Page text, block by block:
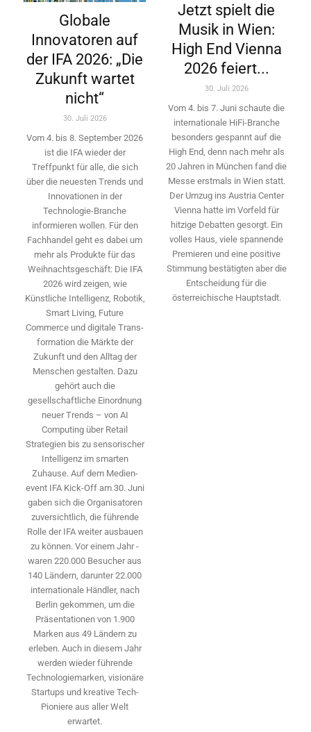
Globale
Innovatoren auf
der IFA 2026: „Die
Zukunft wartet
nicht“
30. Juli 2026
Vom 4. bis 8. September 2026
ist die IFA wieder der
Treffpunkt für alle, die sich
über die neuesten Trends und
Innovationen in der
Technologie-­Branche
informieren wollen. Für den
Fachhandel geht es dabei um
mehr als Produkte für das
Weihnachtsgeschäft: Die IFA
2026 wird ­zeigen, wie
Künstliche Intelligenz, Robotik,
Smart Living, Future
Commerce und digitale Trans­
formation die Märkte der
Zukunft und den Alltag der
Menschen gestalten. Dazu
gehört auch die
gesellschaftliche Einordnung
neuer Trends – von AI
Computing über Retail
Strategien bis zu sensorischer
Intelligenz im smarten
Zuhause. Auf dem Medien­
event IFA Kick-Off am 30. Juni
gaben sich die Organisatoren
zuversichtlich, die führende
Rolle der IFA weiter ausbauen
zu können. Vor einem Jahr ­
waren 220.000 Besucher aus
140 ­Ländern, ­darunter 22.000
internationale Händler, nach
Berlin gekommen, um die
Präsen­tationen von 1.900
Marken aus 49 Ländern zu
erleben. Auch in diesem Jahr
werden wieder führende
Technologiemarken, visionäre
Startups und ­kreative Tech-
Pioniere aus aller Welt
erwartet.
Jetzt spielt die
Musik in Wien:
High End Vienna
2026 feiert...
30. Juli 2026
Vom 4. bis 7. Juni schaute die
internationale HiFi-Branche
besonders gespannt auf die
High End, denn nach mehr als
20 Jahren in München fand die
Messe erstmals in Wien statt.
Der Umzug ins Austria Center
Vienna hatte im Vorfeld für
hitzige Debatten gesorgt. Ein
volles Haus, viele spannende
Premieren und eine positive
Stimmung bestätigten aber die
Entscheidung für die
österreichische Hauptstadt.